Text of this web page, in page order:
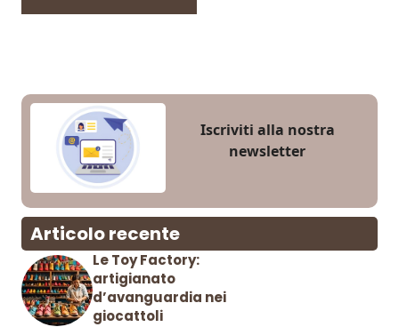
Iscriviti alla nostra
newsletter
Articolo recente
Le Toy Factory:
artigianato
d’avanguardia nei
giocattoli